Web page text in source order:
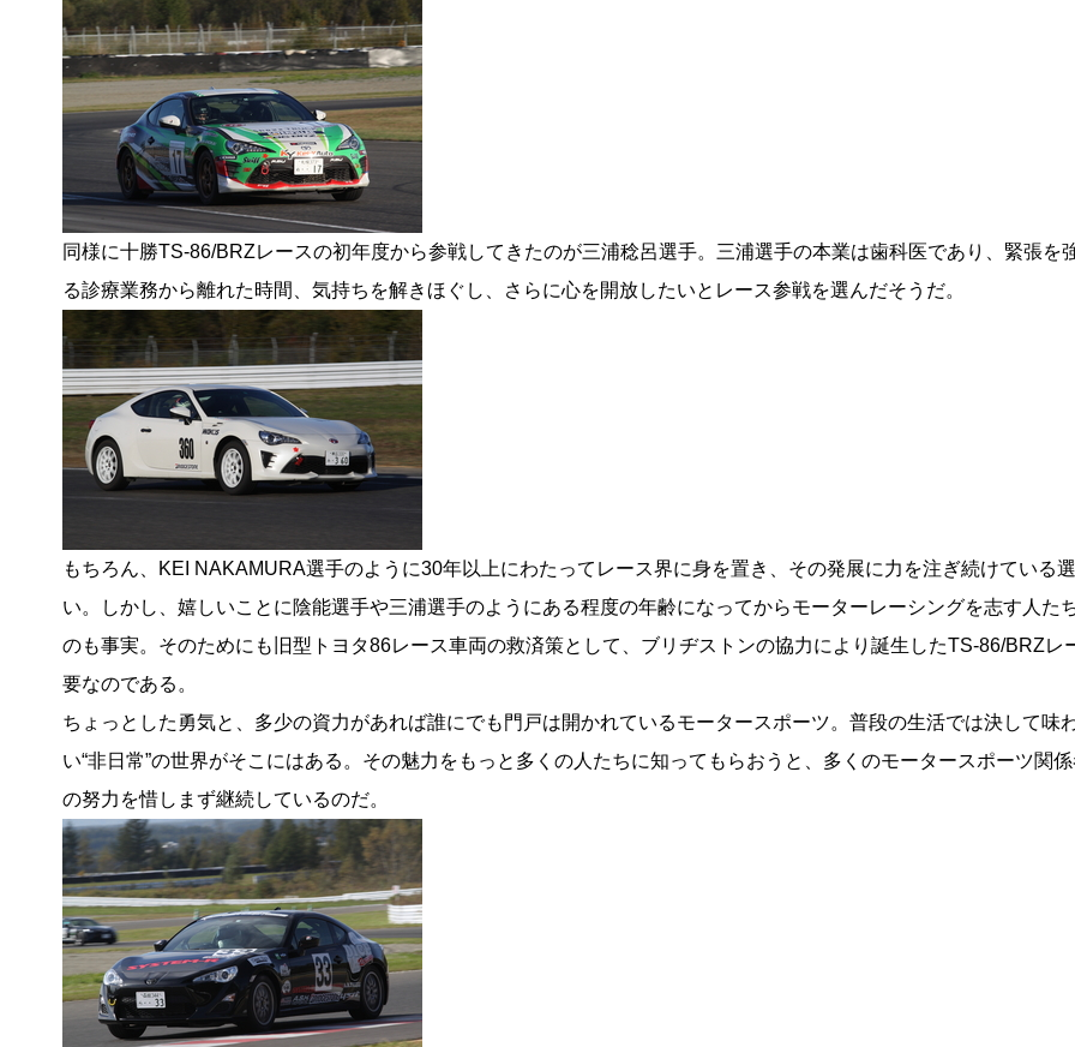
同様に十勝TS-86/BRZレースの初年度から参戦してきたのが三浦稔呂選手。三浦選手の本業は歯科医であり、緊張を
る診療業務から離れた時間、気持ちを解きほぐし、さらに心を開放したいとレース参戦を選んだそうだ。
もちろん、KEI NAKAMURA選手のように30年以上にわたってレース界に身を置き、その発展に力を注ぎ続けている
い。しかし、嬉しいことに陰能選手や三浦選手のようにある程度の年齢になってからモーターレーシングを志す人た
のも事実。そのためにも旧型トヨタ86レース車両の救済策として、ブリヂストンの協力により誕生したTS-86/BRZレ
要なのである。
ちょっとした勇気と、多少の資力があれば誰にでも門戸は開かれているモータースポーツ。普段の生活では決して味
い“非日常”の世界がそこにはある。その魅力をもっと多くの人たちに知ってもらおうと、多くのモータースポーツ関
の努力を惜しまず継続しているのだ。